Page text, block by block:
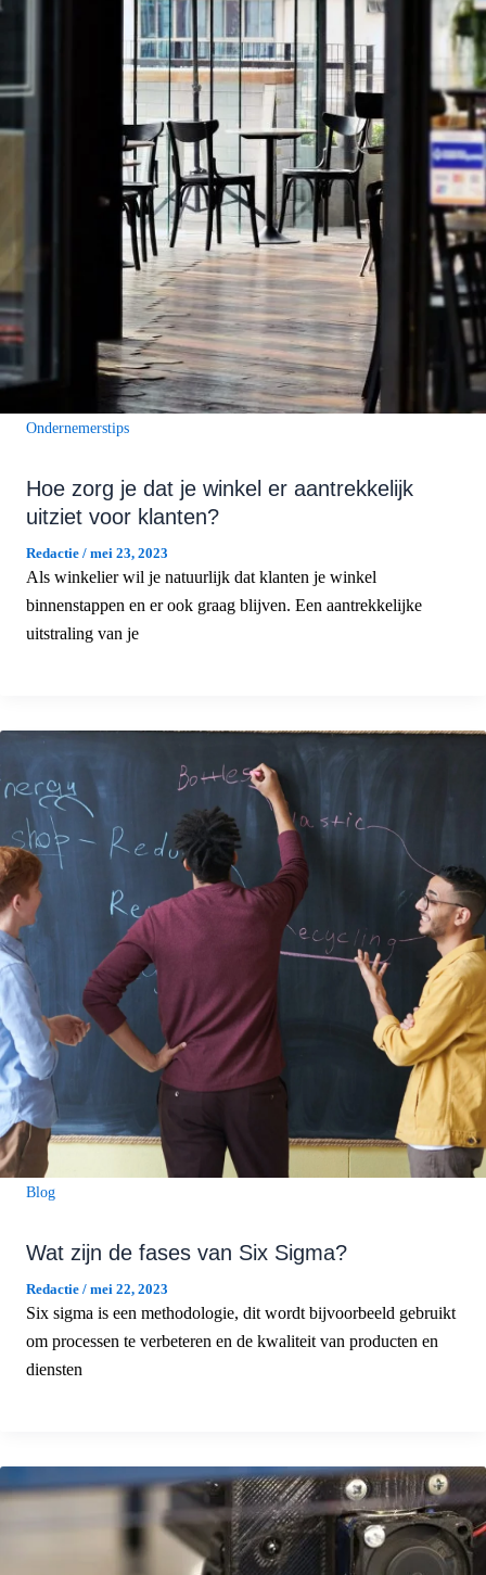
Ondernemerstips
Hoe zorg je dat je winkel er aantrekkelijk
uitziet voor klanten?
Redactie / mei 23, 2023
Als winkelier wil je natuurlijk dat klanten je winkel
binnenstappen en er ook graag blijven. Een aantrekkelijke
uitstraling van je
Blog
Wat zijn de fases van Six Sigma?
Redactie / mei 22, 2023
Six sigma is een methodologie, dit wordt bijvoorbeeld gebruikt
om processen te verbeteren en de kwaliteit van producten en
diensten